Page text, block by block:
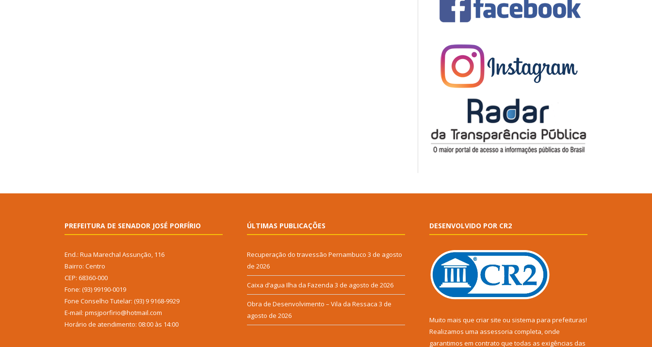
PREFEITURA DE SENADOR JOSÉ PORFÍRIO
End.: Rua Marechal Assunção, 116
Bairro: Centro
CEP: 68360-000
Fone: (93) 99190-0019
Fone Conselho Tutelar: (93) 9 9168-9929
E-mail: pmsjporfirio@hotmail.com
Horário de atendimento: 08:00 às 14:00
ÚLTIMAS PUBLICAÇÕES
Recuperação do travessão Pernambuco 3 de agosto
de 2026
Caixa d’agua Ilha da Fazenda 3 de agosto de 2026
Obra de Desenvolvimento – Vila da Ressaca 3 de
agosto de 2026
DESENVOLVIDO POR CR2
Muito mais que criar site ou sistema para prefeituras!
Realizamos uma assessoria completa, onde
garantimos em contrato que todas as exigências das